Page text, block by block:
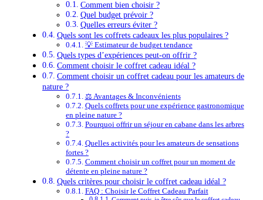
Comment bien choisir ?
Quel budget prévoir ?
Quelles erreurs éviter ?
Quels sont les coffrets cadeaux les plus populaires ?
💡 Estimateur de budget tendance
Quels types d’expériences peut-on offrir ?
Comment choisir le coffret cadeau idéal ?
Comment choisir un coffret cadeau pour les amateurs de
nature ?
⚖️ Avantages & Inconvénients
Quels coffrets pour une expérience gastronomique
en pleine nature ?
Pourquoi offrir un séjour en cabane dans les arbres
?
Quelles activités pour les amateurs de sensations
fortes ?
Comment choisir un coffret pour un moment de
détente en pleine nature ?
Quels critères pour choisir le coffret cadeau idéal ?
FAQ : Choisir le Coffret Cadeau Parfait